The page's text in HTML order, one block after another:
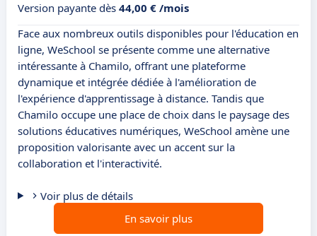
Version payante dès 44,00 € /mois
Face aux nombreux outils disponibles pour l'éducation en
ligne, WeSchool se présente comme une alternative
intéressante à Chamilo, offrant une plateforme
dynamique et intégrée dédiée à l'amélioration de
l'expérience d'apprentissage à distance. Tandis que
Chamilo occupe une place de choix dans le paysage des
solutions éducatives numériques, WeSchool amène une
proposition valorisante avec un accent sur la
collaboration et l'interactivité.
Voir plus de détails
En savoir plus